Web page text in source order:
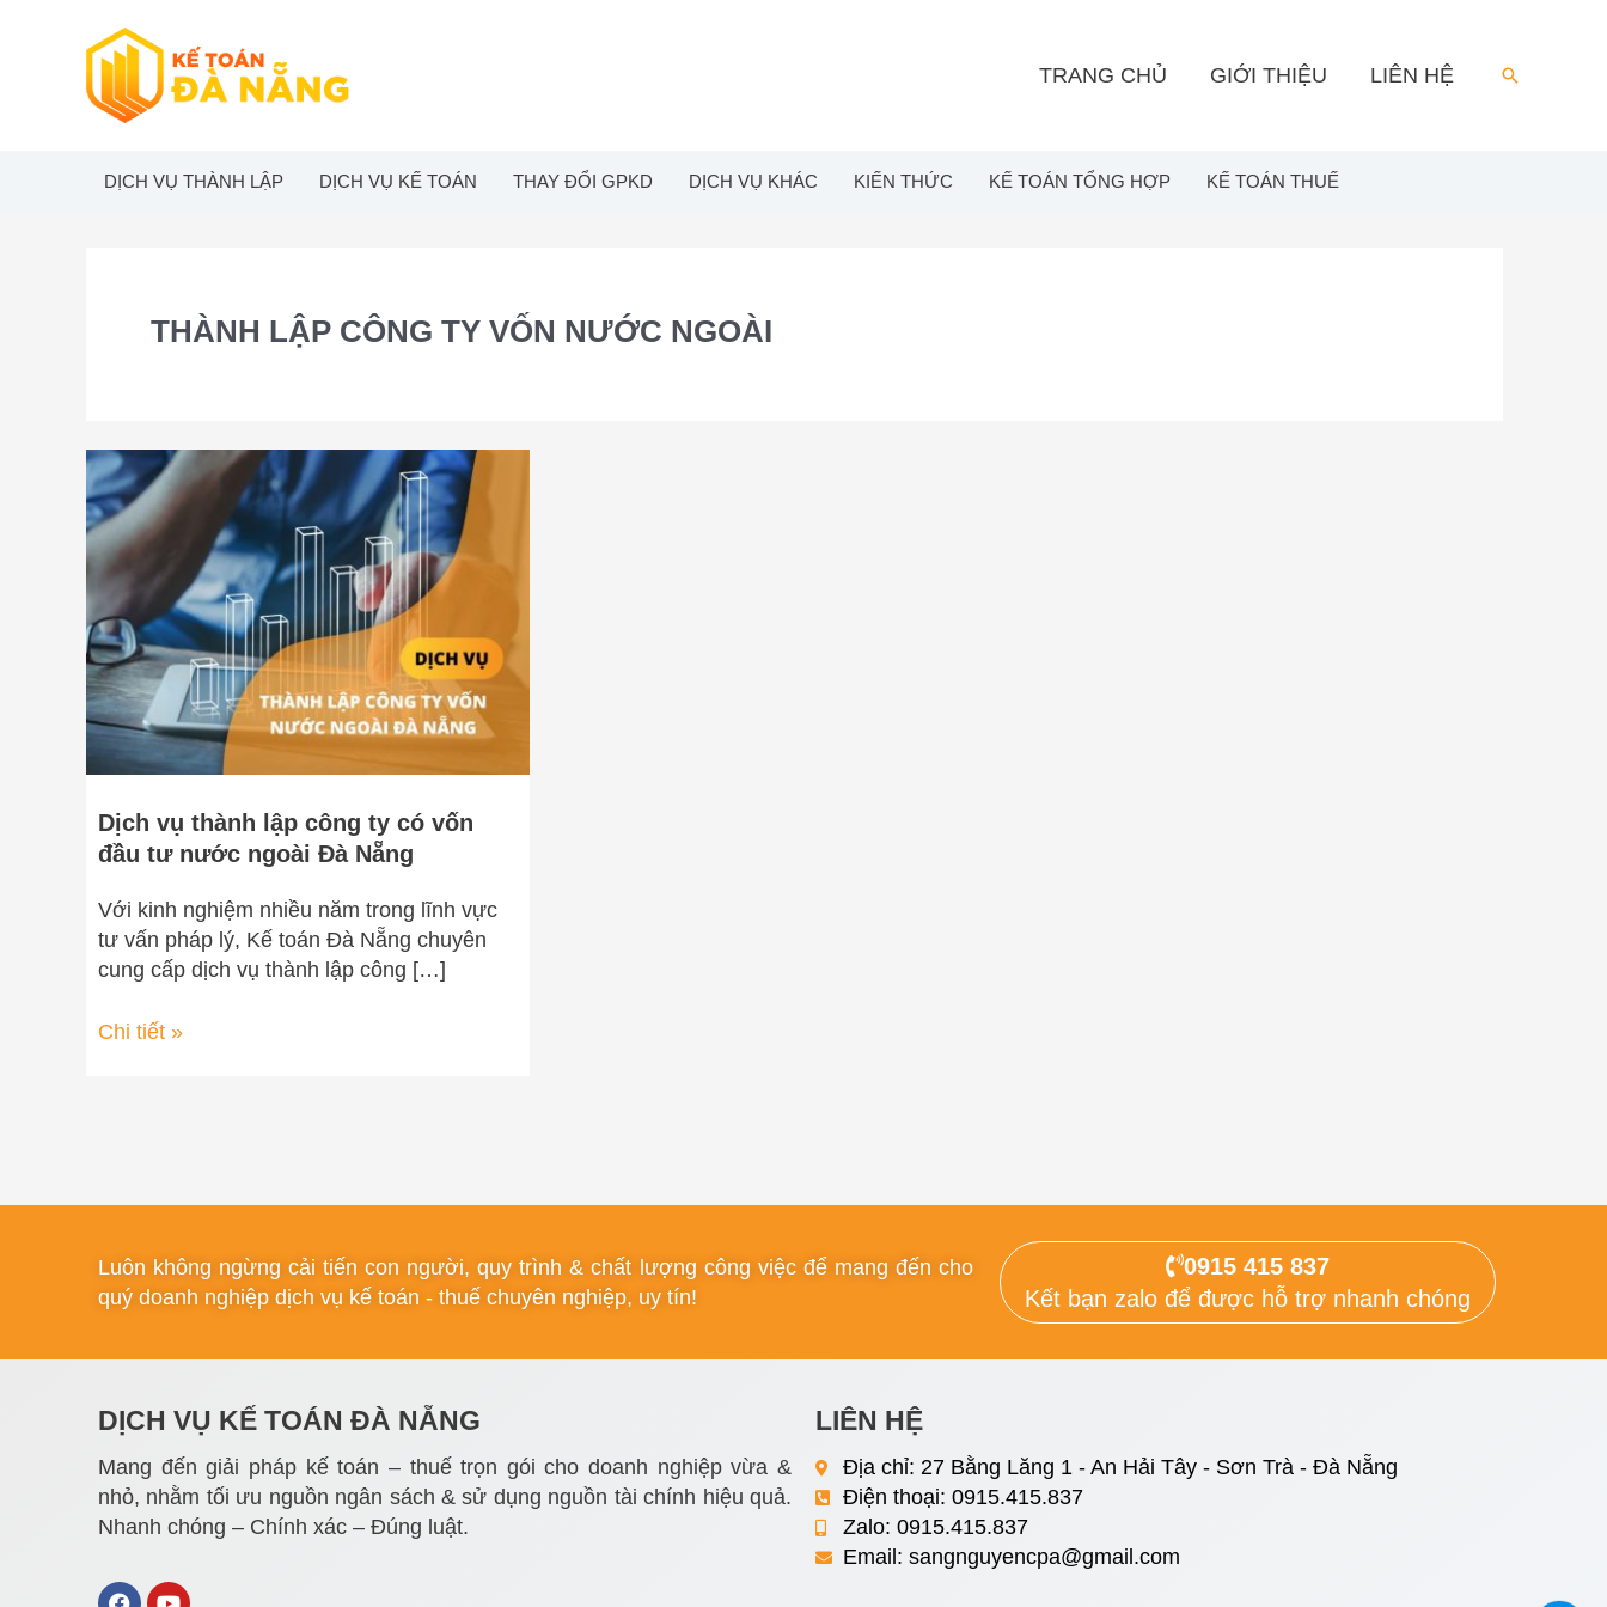
TRANG CHỦ GIỚI THIỆU LIÊN HỆ Search
DỊCH VỤ THÀNH LẬP DỊCH VỤ KẾ TOÁN THAY ĐỔI GPKD DỊCH VỤ KHÁC KIẾN THỨC KẾ TOÁN TỔNG HỢP KẾ TOÁN THUẾ
THÀNH LẬP CÔNG TY VỐN NƯỚC NGOÀI
Dịch vụ thành lập công ty có vốn
đầu tư nước ngoài Đà Nẵng
Với kinh nghiệm nhiều năm trong lĩnh vực
tư vấn pháp lý, Kế toán Đà Nẵng chuyên
cung cấp dịch vụ thành lập công […]
Dịch
vụ
thành
lập
ty
có
vốn
đầu
nước
Đà
Nẵng
Chi tiết »
Luôn không ngừng cải tiến con người, quy trình & chất lượng công việc để mang đến cho
quý doanh nghiệp dịch vụ kế toán - thuế chuyên nghiệp, uy tín!
0915 415 837
Kết bạn zalo để được hỗ trợ nhanh chóng
DỊCH VỤ KẾ TOÁN ĐÀ NẴNG
Mang đến giải pháp kế toán – thuế trọn gói cho doanh nghiệp vừa &
nhỏ, nhằm tối ưu nguồn ngân sách & sử dụng nguồn tài chính hiệu quả.
Nhanh chóng – Chính xác – Đúng luật.
F
Y
LIÊN HỆ
Địa chỉ: 27 Bằng Lăng 1 - An Hải Tây - Sơn Trà - Đà Nẵng
Điện thoại: 0915.415.837
Zalo: 0915.415.837
Email: sangnguyencpa@gmail.com